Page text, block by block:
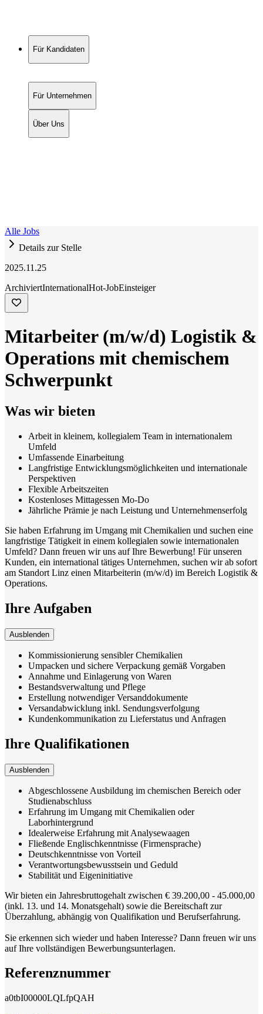
Für Kandidaten
Für Unternehmen
Über Uns
Alle Jobs
Details zur Stelle
2025.11.25
ArchiviertInternationalHot-JobEinsteiger
Mitarbeiter (m/w/d) Logistik &
Operations mit chemischem
Schwerpunkt
Was wir bieten
Arbeit in kleinem, kollegialem Team in internationalem
Umfeld
Umfassende Einarbeitung
Langfristige Entwicklungsmöglichkeiten und internationale
Perspektiven
Flexible Arbeitszeiten
Kostenloses Mittagessen Mo-Do
Jährliche Prämie je nach Leistung und Unternehmenserfolg
Sie haben Erfahrung im Umgang mit Chemikalien und suchen eine
langfristige Tätigkeit in einem kollegialen sowie internationalen
Umfeld? Dann freuen wir uns auf Ihre Bewerbung! Für unseren
Kunden, ein international tätiges Unternehmen, suchen wir ab sofort
am Standort Linz einen Mitarbeiterin (m/w/d) im Bereich Logistik &
Operations.
Ihre Aufgaben
Ausblenden
Kommissionierung sensibler Chemikalien
Umpacken und sichere Verpackung gemäß Vorgaben
Annahme und Einlagerung von Waren
Bestandsverwaltung und Pflege
Erstellung notwendiger Versanddokumente
Versandabwicklung inkl. Sendungsverfolgung
Kundenkommunikation zu Lieferstatus und Anfragen
Ihre Qualifikationen
Ausblenden
Abgeschlossene Ausbildung im chemischen Bereich oder
Studienabschluss
Erfahrung im Umgang mit Chemikalien oder
Laborhintergrund
Idealerweise Erfahrung mit Analysewaagen
Fließende Englischkenntnisse (Firmensprache)
Deutschkenntnisse von Vorteil
Verantwortungsbewusstsein und Geduld
Stabilität und Eigeninitiative
Wir bieten ein Jahresbruttogehalt zwischen € 39.200,00 - 45.000,00
(inkl. 13. und 14. Monatsgehalt) sowie die Bereitschaft zur
Überzahlung, abhängig von Qualifikation und Berufserfahrung.
Sie erkennen sich wieder und haben Interesse? Dann freuen wir uns
auf Ihre vollständigen Bewerbungsunterlagen.
Referenznummer
a0tbI00000LQLfpQAH